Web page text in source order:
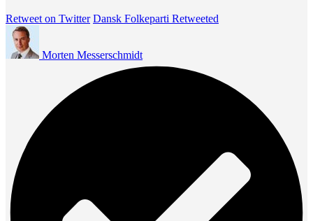
Retweet on Twitter Dansk Folkeparti Retweeted
Morten Messerschmidt